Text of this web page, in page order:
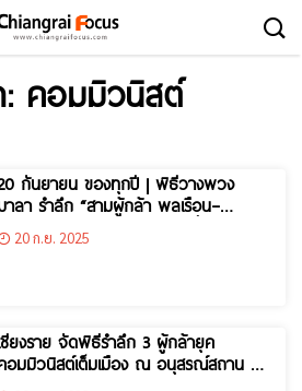
: คอมมิวนิสต์
กันยายน ของทุกปี | พิธีวางพวง
าลา รำลึก “สามผู้กล้า พลเรือน–
ตำรวจ–ทหาร” ผู้เสียสละชีวิตเพื่อชาติ
20 ก.ย. 2025
ชียงราย จัดพิธีรำลึก 3 ผู้กล้ายุค
อมมิวนิสต์เต็มเมือง ณ อนุสรณ์สถาน 3
ผู้กล้า (พ.ต.ท.)